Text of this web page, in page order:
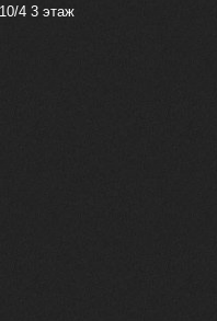
4 3 этаж